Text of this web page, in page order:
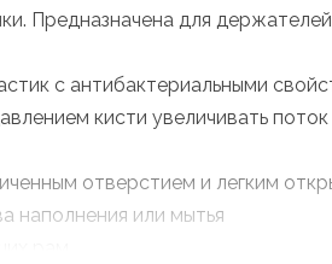
Предназначена для
с антибактериальными
кисти увеличивать
отверстием и легким
наполнения или мытья